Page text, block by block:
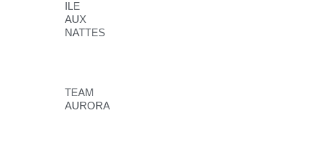
ILE
AUX
NATTES
TEAM
AURORA